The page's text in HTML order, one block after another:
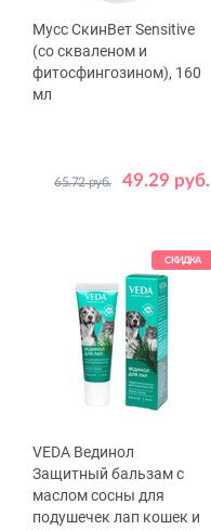
Мусс СкинВет Sensitive
(со скваленом и
фитосфингозином), 160
мл
49.29 руб.
65.72 руб.
СКИДКА
VEDA Вединол
Защитный бальзам с
маслом сосны для
подушечек лап кошек и